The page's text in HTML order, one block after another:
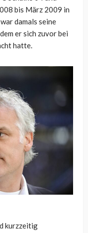
bis März 2009 in
damals seine
er sich zuvor bei
hatte.
kurzzeitig